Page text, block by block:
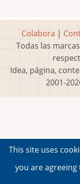
Colabora |
Todas las
Idea, página,
2001-
This site uses
you are